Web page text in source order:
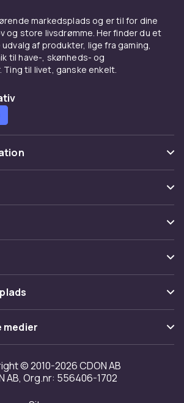
markedsplads og er til for dine
og store livsdrømme. Her finder du et
af produkter, lige fra gaming,
til have-, skønheds- og
til livet, ganske enkelt.
her
medier
© 2010-2026 CDON AB
AB, Org.nr: 556406-1702